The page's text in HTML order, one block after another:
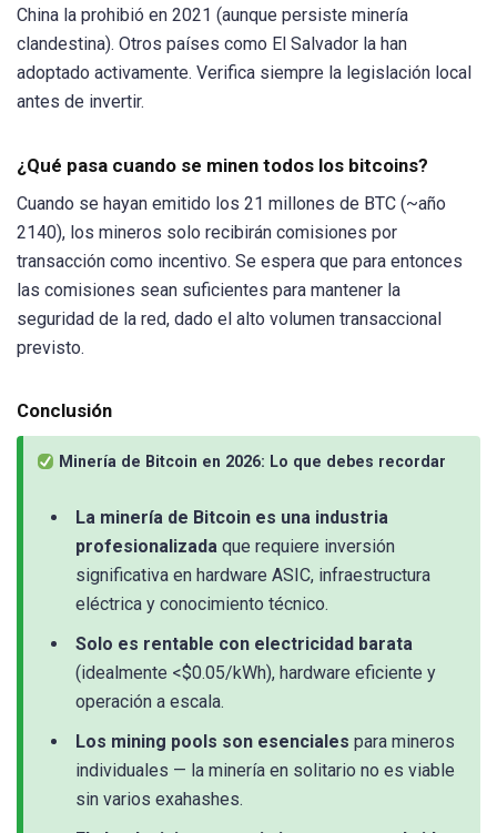
China la prohibió en 2021 (aunque persiste minería
clandestina). Otros países como El Salvador la han
adoptado activamente. Verifica siempre la legislación local
antes de invertir.
¿Qué pasa cuando se minen todos los bitcoins?
Cuando se hayan emitido los 21 millones de BTC (~año
2140), los mineros solo recibirán comisiones por
transacción como incentivo. Se espera que para entonces
las comisiones sean suficientes para mantener la
seguridad de la red, dado el alto volumen transaccional
previsto.
Conclusión
Minería de Bitcoin en 2026: Lo que debes recordar
La minería de Bitcoin es una industria
profesionalizada que requiere inversión
significativa en hardware ASIC, infraestructura
eléctrica y conocimiento técnico.
Solo es rentable con electricidad barata
(idealmente <$0.05/kWh), hardware eficiente y
operación a escala.
Los mining pools son esenciales para mineros
individuales — la minería en solitario no es viable
sin varios exahashes.